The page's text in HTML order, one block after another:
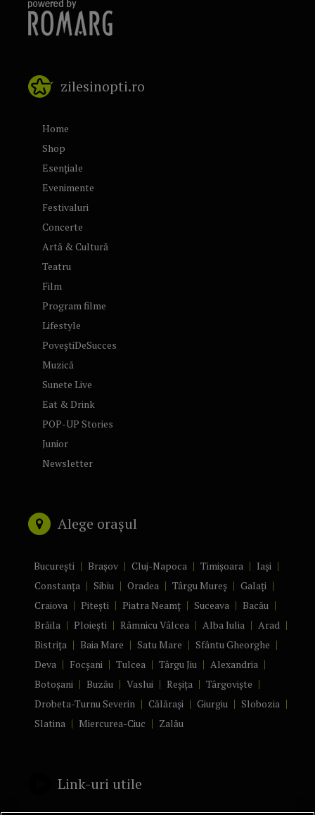
zilesinopti.ro
Home
Shop
Esențiale
Evenimente
Festivaluri
Concerte
Artă & Cultură
Teatru
Film
Program filme
Lifestyle
PoveștiDeSucces
Muzică
Sunete Live
Eat & Drink
POP-UP Stories
Junior
Newsletter
Alege orașul
București Brașov Cluj-Napoca Timișoara
Iași
Constanța
Sibiu Oradea Târgu Mureș
Galați
Craiova
Pitești Piatra Neamț Suceava
Bacău
Brăila
Ploiești Râmnicu Vâlcea Alba Iulia
Arad
Bistrița
Baia Mare Satu Mare
Sfântu Gheorghe
Deva
Focșani Tulcea Târgu Jiu
Alexandria
Botoșani
Buzău Vaslui Reșița
Târgoviște
Drobeta-Turnu Severin
Călărași Giurgiu
Slobozia
Slatina
Miercurea-Ciuc Zalău
Link-uri utile